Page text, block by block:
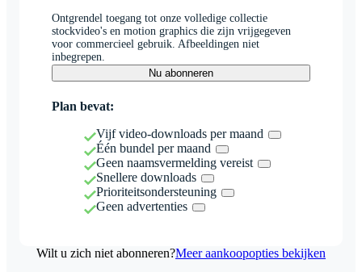
Ontgrendel toegang tot onze volledige collectie
stockvideo's en motion graphics die zijn vrijgegeven
voor commercieel gebruik. Afbeeldingen niet
inbegrepen.
Nu abonneren
Plan bevat:
Vijf video-downloads per maand
Één bundel per maand
Geen naamsvermelding vereist
Snellere downloads
Prioriteitsondersteuning
Geen advertenties
Wilt u zich niet abonneren?Meer aankoopopties bekijken